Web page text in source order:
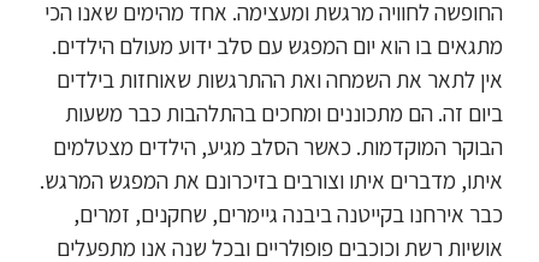
החופשה לחוויה מרגשת ומעצימה. אחד מהימים שאנו הכי
מתגאים בו הוא יום המפגש עם סלב ידוע מעולם הילדים.
אין לתאר את השמחה ואת ההתרגשות שאוחזות בילדים
ביום זה. הם מתכוננים ומחכים בהתלהבות כבר משעות
הבוקר המוקדמות. כאשר הסלב מגיע, הילדים מצטלמים
איתו, מדברים איתו וצורבים בזיכרונם את המפגש המרגש.
כבר אירחנו בקייטנה ביבנה גיימרים, שחקנים, זמרים,
אושיות רשת וכוכבים פופולריים ובכל שנה אנו מתפעלים